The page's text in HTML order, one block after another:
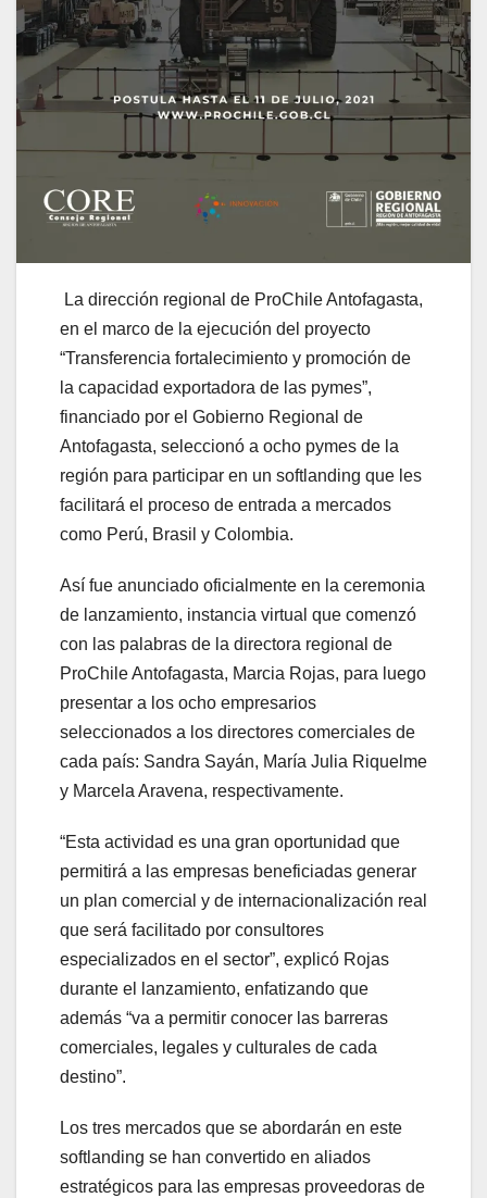
La dirección regional de ProChile Antofagasta,
en el marco de la ejecución del proyecto
“Transferencia fortalecimiento y promoción de
la capacidad exportadora de las pymes”,
financiado por el Gobierno Regional de
Antofagasta, seleccionó a ocho pymes de la
región para participar en un softlanding que les
facilitará el proceso de entrada a mercados
como Perú, Brasil y Colombia.
Así fue anunciado oficialmente en la ceremonia
de lanzamiento, instancia virtual que comenzó
con las palabras de la directora regional de
ProChile Antofagasta, Marcia Rojas, para luego
presentar a los ocho empresarios
seleccionados a los directores comerciales de
cada país: Sandra Sayán, María Julia Riquelme
y Marcela Aravena, respectivamente.
“Esta actividad es una gran oportunidad que
permitirá a las empresas beneficiadas generar
un plan comercial y de internacionalización real
que será facilitado por consultores
especializados en el sector”, explicó Rojas
durante el lanzamiento, enfatizando que
además “va a permitir conocer las barreras
comerciales, legales y culturales de cada
destino”.
Los tres mercados que se abordarán en este
softlanding se han convertido en aliados
estratégicos para las empresas proveedoras de